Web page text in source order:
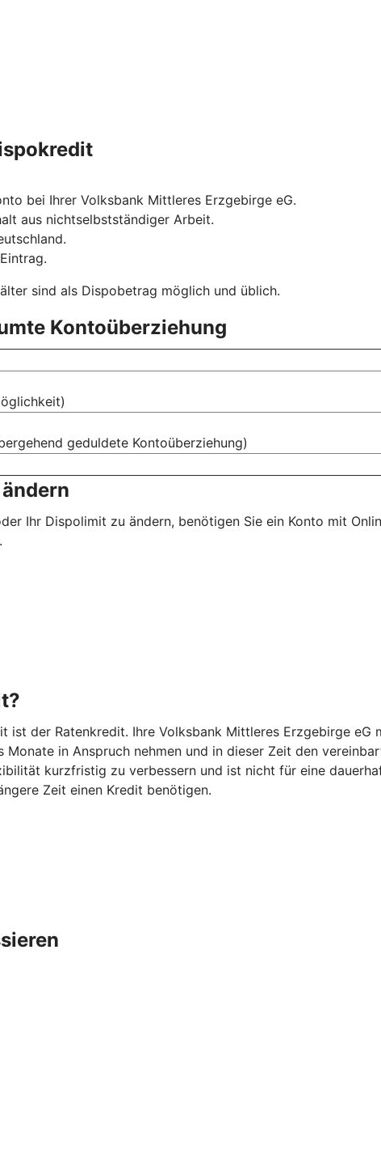
bei Ihrer Volksbank Mittleres Erzgebirge eG.
aus nichtselbstständiger Arbeit.
sind als Dispobetrag möglich und üblich.
Kontoüberziehung
geduldete Kontoüberziehung)
Ihr Dispolimit zu ändern, benötigen Sie ein Konto mit
ist der Ratenkredit. Ihre Volksbank Mittleres Erzgebirge
Monate in Anspruch nehmen und in dieser Zeit den
kurzfristig zu verbessern und ist nicht für eine
Zeit einen Kredit benötigen.